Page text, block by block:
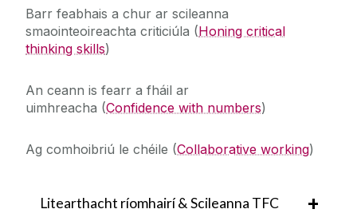
Barr feabhais a chur ar scileanna
smaointeoireachta criticiúla (Honing critical
thinking skills)
An ceann is fearr a fháil ar
uimhreacha (Confidence with numbers)
Ag comhoibriú le chéile (Collaborative working)‌‌‌‌
Litearthacht ríomhairí & Scileanna TFC